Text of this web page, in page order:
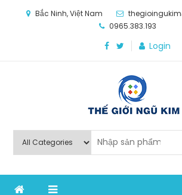
Bắc Ninh, Việt Nam
0965.383.193
Login
Thế Giới Ngũ Kim
nghiệp sản xuất